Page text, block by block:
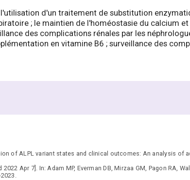
d'un traitement de substitution
; le maintien de l'homéostasie du calcium
des complications rénales par les
en vitamine B6 ; surveillance des
of ALPL variant states and clinical outcomes: An analysis
Apr 7]. In: Adam MP, Everman DB, Mirzaa GM, Pagon RA,